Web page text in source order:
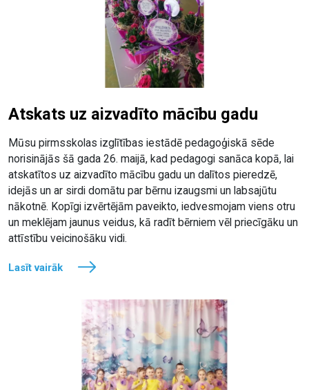
Atskats uz aizvadīto mācību gadu
Mūsu pirmsskolas izglītības iestādē pedagoģiskā sēde
norisinājās šā gada 26. maijā, kad pedagogi sanāca kopā, lai
atskatītos uz aizvadīto mācību gadu un dalītos pieredzē,
idejās un ar sirdi domātu par bērnu izaugsmi un labsajūtu
nākotnē. Kopīgi izvērtējām paveikto, iedvesmojam viens otru
un meklējam jaunus veidus, kā radīt bērniem vēl priecīgāku un
attīstību veicinošāku vidi.
Lasīt vairāk